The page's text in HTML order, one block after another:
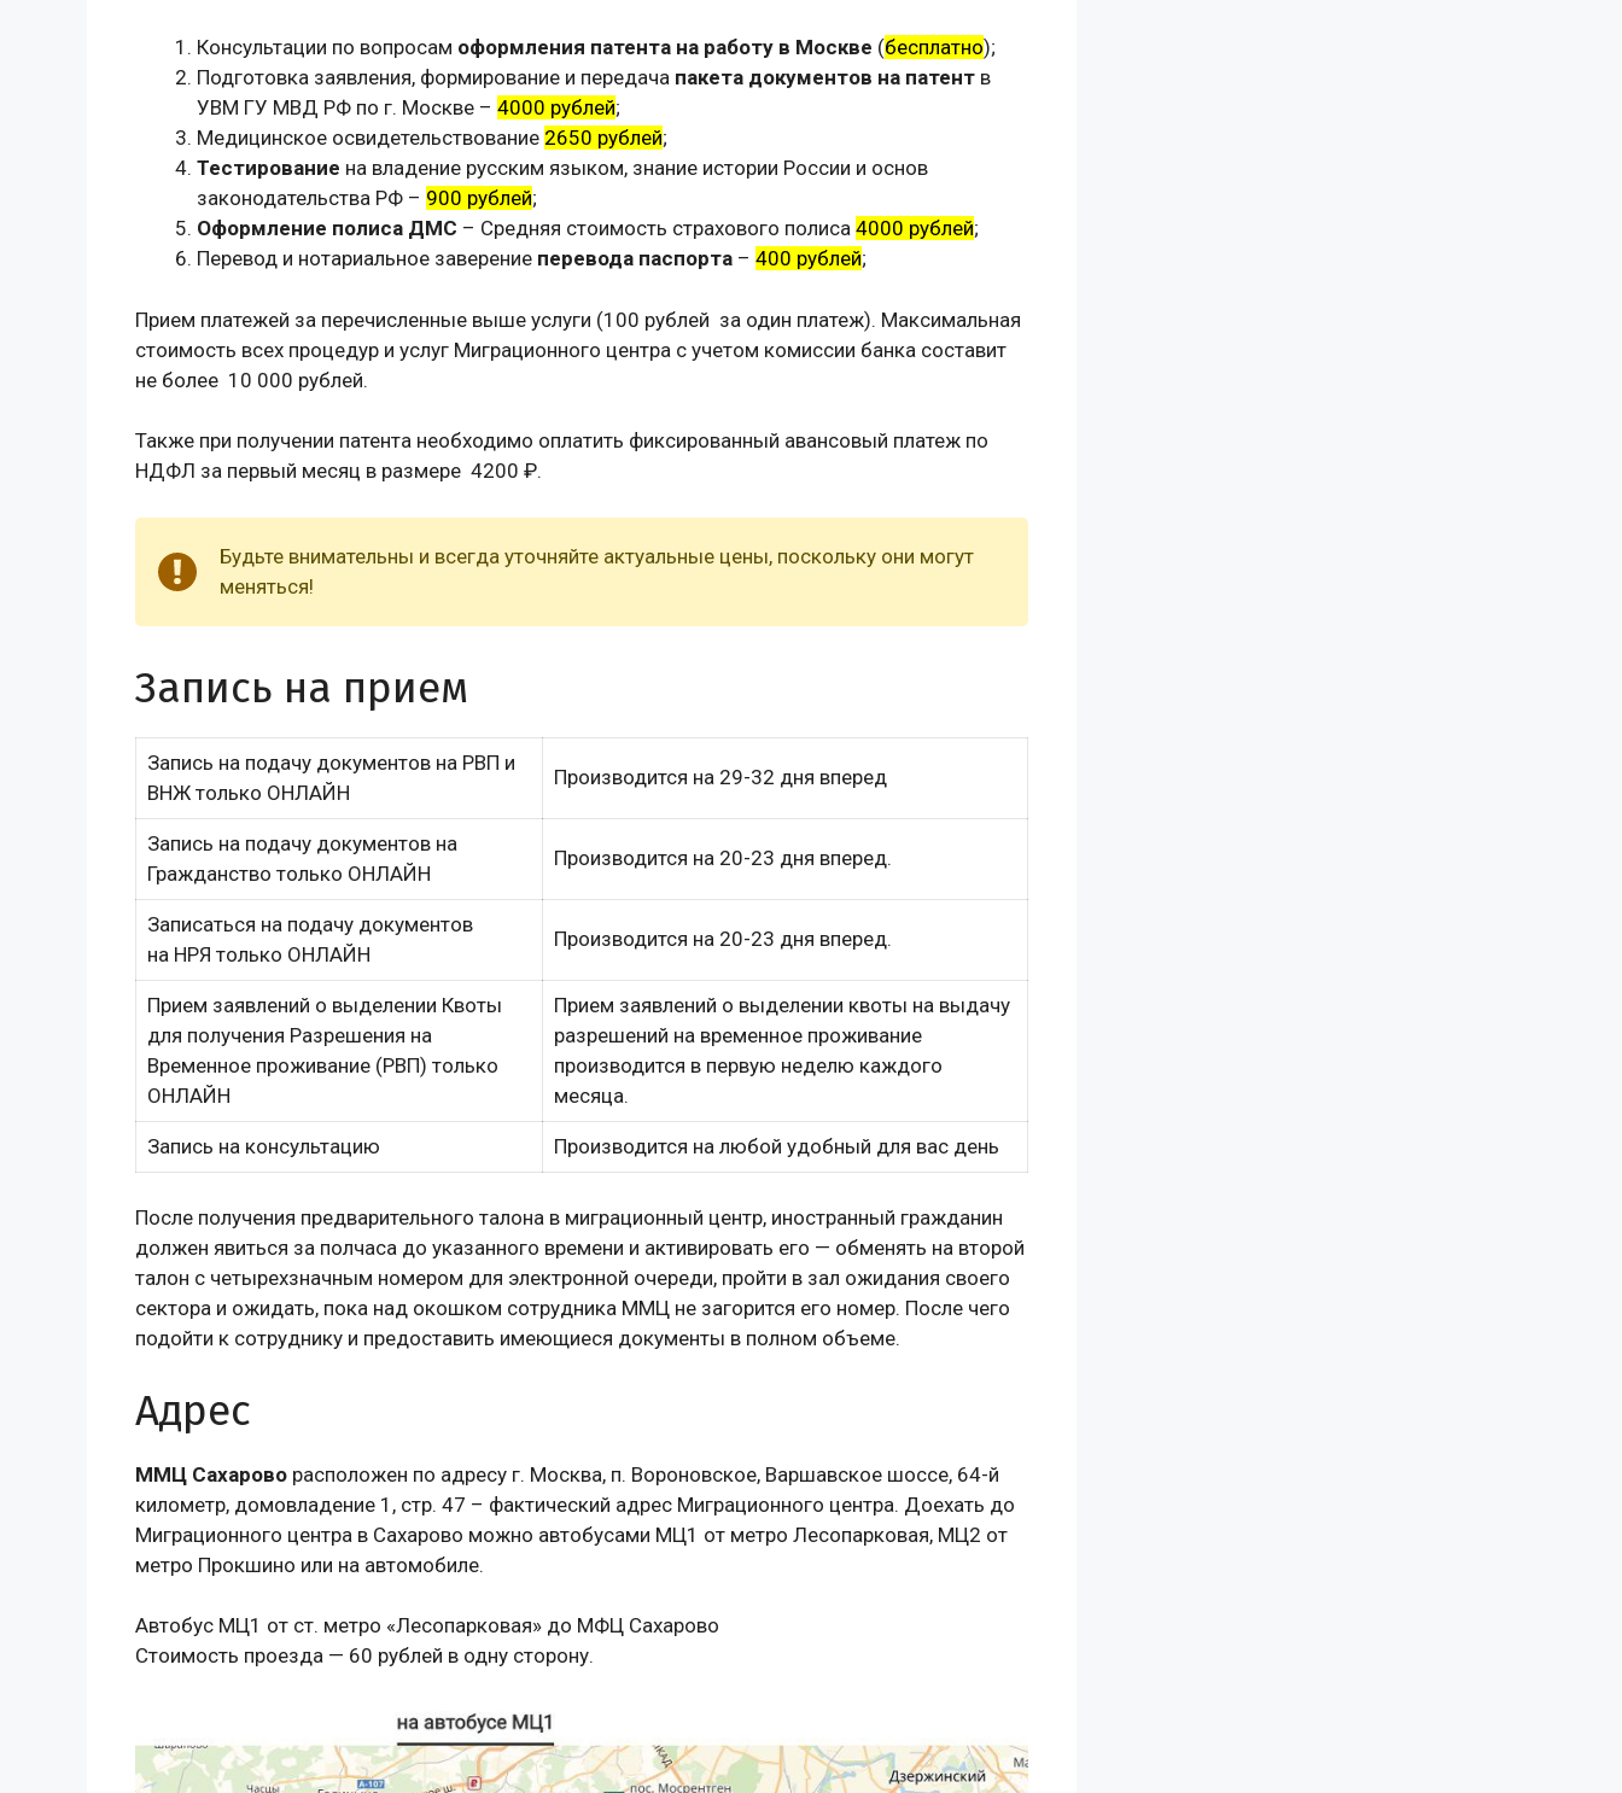
Консультации по вопросам оформления патента на работу в Москве (бесплатно);
Подготовка заявления, формирование и передача пакета документов на патент в
УВМ ГУ МВД РФ по г. Москве – 4000 рублей;
Медицинское освидетельствование 2650 рублей;
Тестирование на владение русским языком, знание истории России и основ
законодательства РФ – 900 рублей;
Оформление полиса ДМС – Средняя стоимость страхового полиса 4000 рублей;
Перевод и нотариальное заверение перевода паспорта – 400 рублей;
Прием платежей за перечисленные выше услуги (100 рублей за один платеж). Максимальная
стоимость всех процедур и услуг Миграционного центра с учетом комиссии банка составит
не более 10 000 рублей.
Также при получении патента необходимо оплатить фиксированный авансовый платеж по
НДФЛ за первый месяц в размере 4200 ₽.
Будьте внимательны и всегда уточняйте актуальные цены, поскольку они могут
меняться!
Запись на прием
Запись на подачу документов на РВП и
ВНЖ только ОНЛАЙН
Производится на 29-32 дня вперед
Запись на подачу документов на
Гражданство только ОНЛАЙН
Производится на 20-23 дня вперед.
Записаться на подачу документов
на НРЯ только ОНЛАЙН
Производится на 20-23 дня вперед.
Прием заявлений о выделении Квоты
для получения Разрешения на
Временное проживание (РВП) только
ОНЛАЙН
Прием заявлений о выделении квоты на выдачу
разрешений на временное проживание
производится в первую неделю каждого
месяца.
Запись на консультацию Производится на любой удобный для вас день
После получения предварительного талона в миграционный центр, иностранный гражданин
должен явиться за полчаса до указанного времени и активировать его — обменять на второй
талон с четырехзначным номером для электронной очереди, пройти в зал ожидания своего
сектора и ожидать, пока над окошком сотрудника ММЦ не загорится его номер. После чего
подойти к сотруднику и предоставить имеющиеся документы в полном объеме.
Адрес
ММЦ Сахарово расположен по адресу г. Москва, п. Вороновское, Варшавское шоссе, 64-й
километр, домовладение 1, стр. 47 – фактический адрес Миграционного центра. Доехать до
Миграционного центра в Сахарово можно автобусами МЦ1 от метро Лесопарковая, МЦ2 от
метро Прокшино или на автомобиле.
Автобус МЦ1 от ст. метро «Лесопарковая» до МФЦ Сахарово
Стоимость проезда — 60 рублей в одну сторону.